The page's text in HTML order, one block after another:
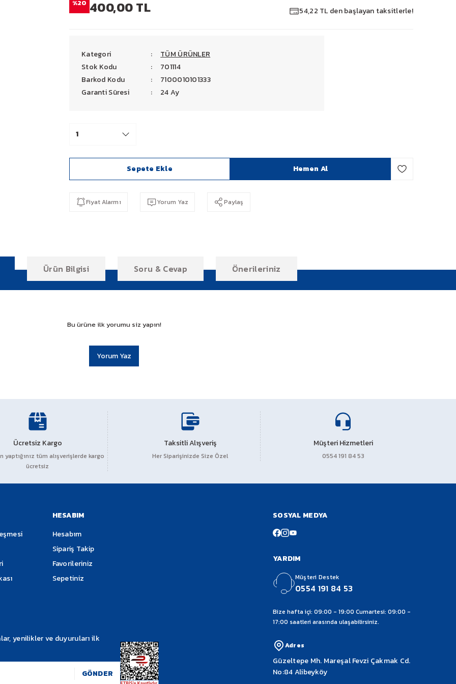
%20 400,00 TL 54,22 TL den başlayan taksitlerle!
Kategori
TÜM ÜRÜNLER
Stok Kodu
701114
Barkod Kodu
7100010101333
Garanti Süresi
24 Ay
Sepete Ekle Hemen Al
Fiyat Alarmı Yorum Yaz Paylaş
Ürün Bilgisi Soru & Cevap Önerileriniz
Bu ürüne ilk yorumu siz yapın!
Yorum Yaz
Ürün hakkında henüz soru sorulmamış.
Soru Sor
yetersiz gördüğünüz noktaları öneri formunu kullanarak tarafımıza iletebilirsiniz.
Ücretsiz Kargo
yaptığınız tüm alışverişlerde kargo
ücretsiz
Taksitli Alışveriş
Her Siparişinizde Size Özel
Müşteri Hizmetleri
0554 191 84 53
HESABIM
Hesabım
Sipariş Takip
Favorileriniz
Sepetiniz
yenilikler ve duyuruları ilk
GÖNDER
SOSYAL MEDYA
YARDIM
Müşteri Destek
0554 191 84 53
Bize hafta içi: 09:00 - 19:00 Cumartesi: 09:00 -
17:00 saatleri arasında ulaşabilirsiniz.
Adres
Güzeltepe Mh. Mareşal Fevzi Çakmak Cd.
No:84 Alibeyköy